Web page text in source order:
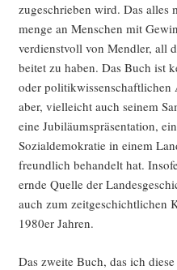
zuge­schrie­ben wird. Das
men­ge an Men­schen mit
ver­dienst­voll von Mend­ler, all
bei­tet zu haben. Das Buch ist
oder poli­tik­wis­sen­schaft­li­chen
aber, viel­leicht auch sei­nem
eine Jubi­lä­ums­prä­sen­ta­ti­on,
Sozi­al­de­mo­kra­tie in einem
freund­lich behan­delt hat.
ern­de Quel­le der
auch zum zeit­ge­schicht­li­chen
1980er Jahren.
Das zwei­te Buch, das ich